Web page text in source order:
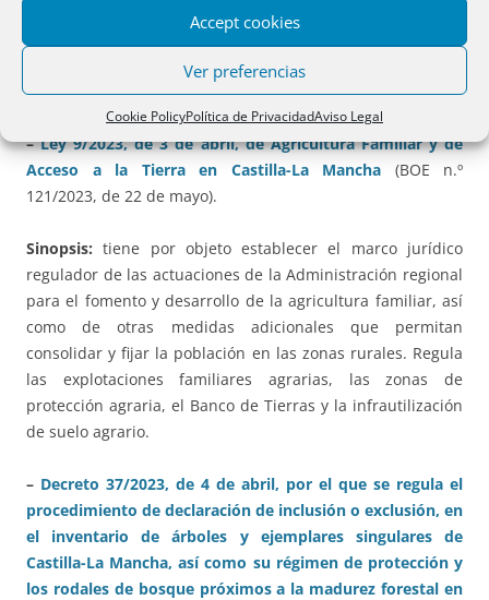
Accept cookies
Ver preferencias
Cookie PolicyPolítica de PrivacidadAviso Legal
parcelas forestales o de monte con superficies mayores,
serán divisibles siempre y cuando ninguna de las parcelas
que resulten de la división sea inferior a las diez hectáreas
(art. 24).
–Ley 9/2023, de 3 de abril, de Agricultura Familiar y de
Acceso a la Tierra en Castilla-La Mancha (BOE n.º
121/2023, de 22 de mayo).
Sinopsis: tiene por objeto establecer el marco jurídico
regulador de las actuaciones de la Administración regional
para el fomento y desarrollo de la agricultura familiar, así
como de otras medidas adicionales que permitan
consolidar y fijar la población en las zonas rurales. Regula
las explotaciones familiares agrarias, las zonas de
protección agraria, el Banco de Tierras y la infrautilización
de suelo agrario.
– Decreto 37/2023, de 4 de abril, por el que se regula el
procedimiento de declaración de inclusión o exclusión, en
el inventario de árboles y ejemplares singulares de
Castilla-La Mancha, así como su régimen de protección y
los rodales de bosque próximos a la madurez forestal en